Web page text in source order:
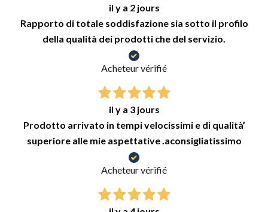
il y a 2 jours
Rapporto di totale soddisfazione sia sotto il profilo
della qualità dei prodotti che del servizio.
Acheteur vérifié
il y a 3 jours
Prodotto arrivato in tempi velocissimi e di qualità’
superiore alle mie aspettative .aconsigliatissimo
Acheteur vérifié